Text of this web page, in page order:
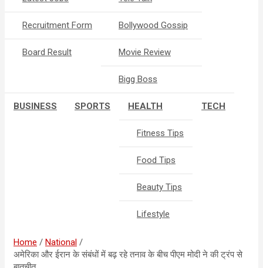
Recruitment Form
Board Result
Bollywood Gossip
Movie Review
Bigg Boss
BUSINESS SPORTS HEALTH
Fitness Tips
Food Tips
Beauty Tips
Lifestyle
TECH
Home
National
अमेरिका और ईरान के संबंधों में बढ़ रहे तनाव के बीच पीएम मोदी ने की ट्रंप से